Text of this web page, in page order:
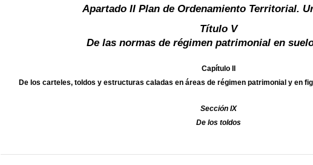
Apartado II Plan de Ordenamiento Territorial.
Título V
De las normas de régimen patrimonial en
Capítulo II
De los carteles, toldos y estructuras caladas en áreas de régimen patrimonial y en
Sección IX
De los toldos